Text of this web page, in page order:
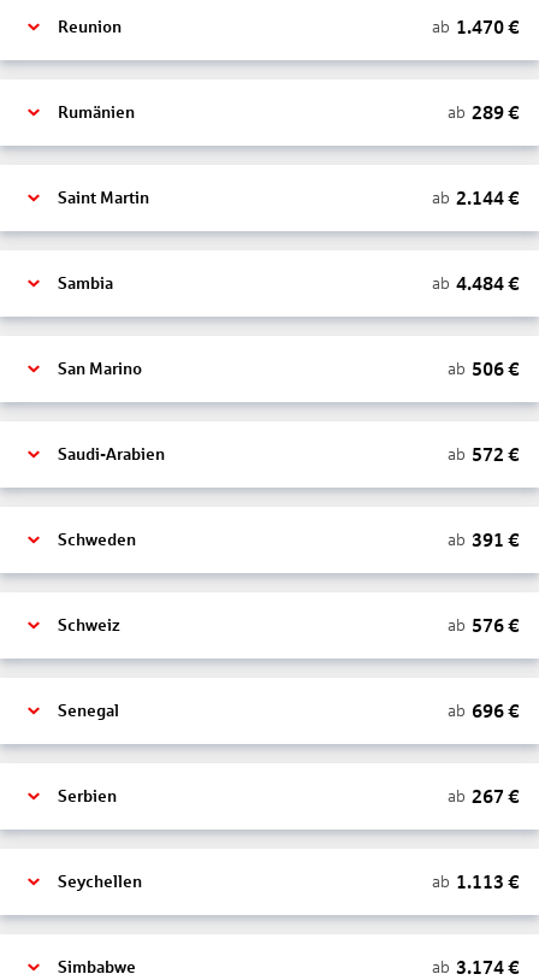
Reunion ab 1.470€
Rumänien ab 289€
Saint Martin ab 2.144€
Sambia ab 4.484€
San Marino ab 506€
Saudi-Arabien ab 572 €
Schweden ab 391 €
Schweiz ab 576€
Senegal ab 696€
Serbien ab 267 €
Seychellen ab 1.113 €
Simbabwe ab 3.174€